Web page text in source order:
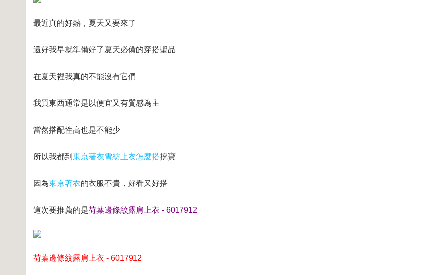
最近真的好熱，夏天又要來了
還好我早就準備好了夏天必備的穿搭聖品
在夏天裡我真的不能沒有它們
我買東西通常是以便宜又有質感為主
當然搭配性高也是不能少
所以我都到 東京著衣雪紡上衣怎麼搭挖寶
因為東京著衣的衣服不貴，好看又好搭
這次要推薦的是荷葉邊條紋露肩上衣 - 6017912
荷葉邊條紋露肩上衣 - 6017912